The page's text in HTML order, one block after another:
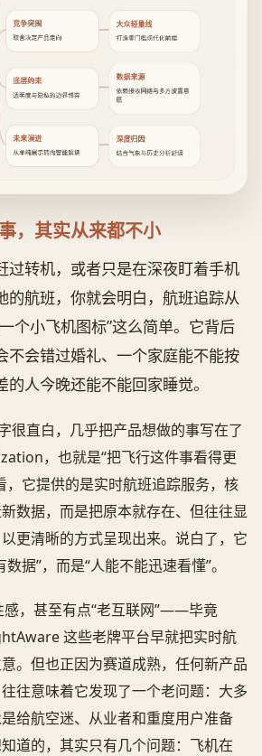
竞争突围
取舍决定产品走向
大众轻量线
打造零门槛现代化前端
底层约束
透明度与隐私的边界博弈
数据来源
依赖接收网络与多方披露意
愿
未来演进
从单纯展示转向智能解读
深度归因
结合气象与历史分析延误
，其实从来都不小
过转机，或者只是在深夜盯着手机
的航班，你就会明白，航班追踪从
个小飞机图标”这么简单。它背后
不会错过婚礼、一个家庭能不能按
人今晚还能不能回家睡觉。
很直白，几乎把产品想做的事写在了
，也就是“把飞行这件事看得更
，它提供的是实时航班追踪服务，核
数据，而是把原本就存在、但往往显
更清晰的方式呈现出来。说白了，它
据”，而是“人能不能迅速看懂”。
感，甚至有点“老互联网”——毕竟
这些老牌平台早就把实时航
。但也正因为赛道成熟，任何新产品
往意味着它发现了一个老问题：大多
给航空迷、从业者和重度用户准备
道的，其实只有几个问题：飞机在